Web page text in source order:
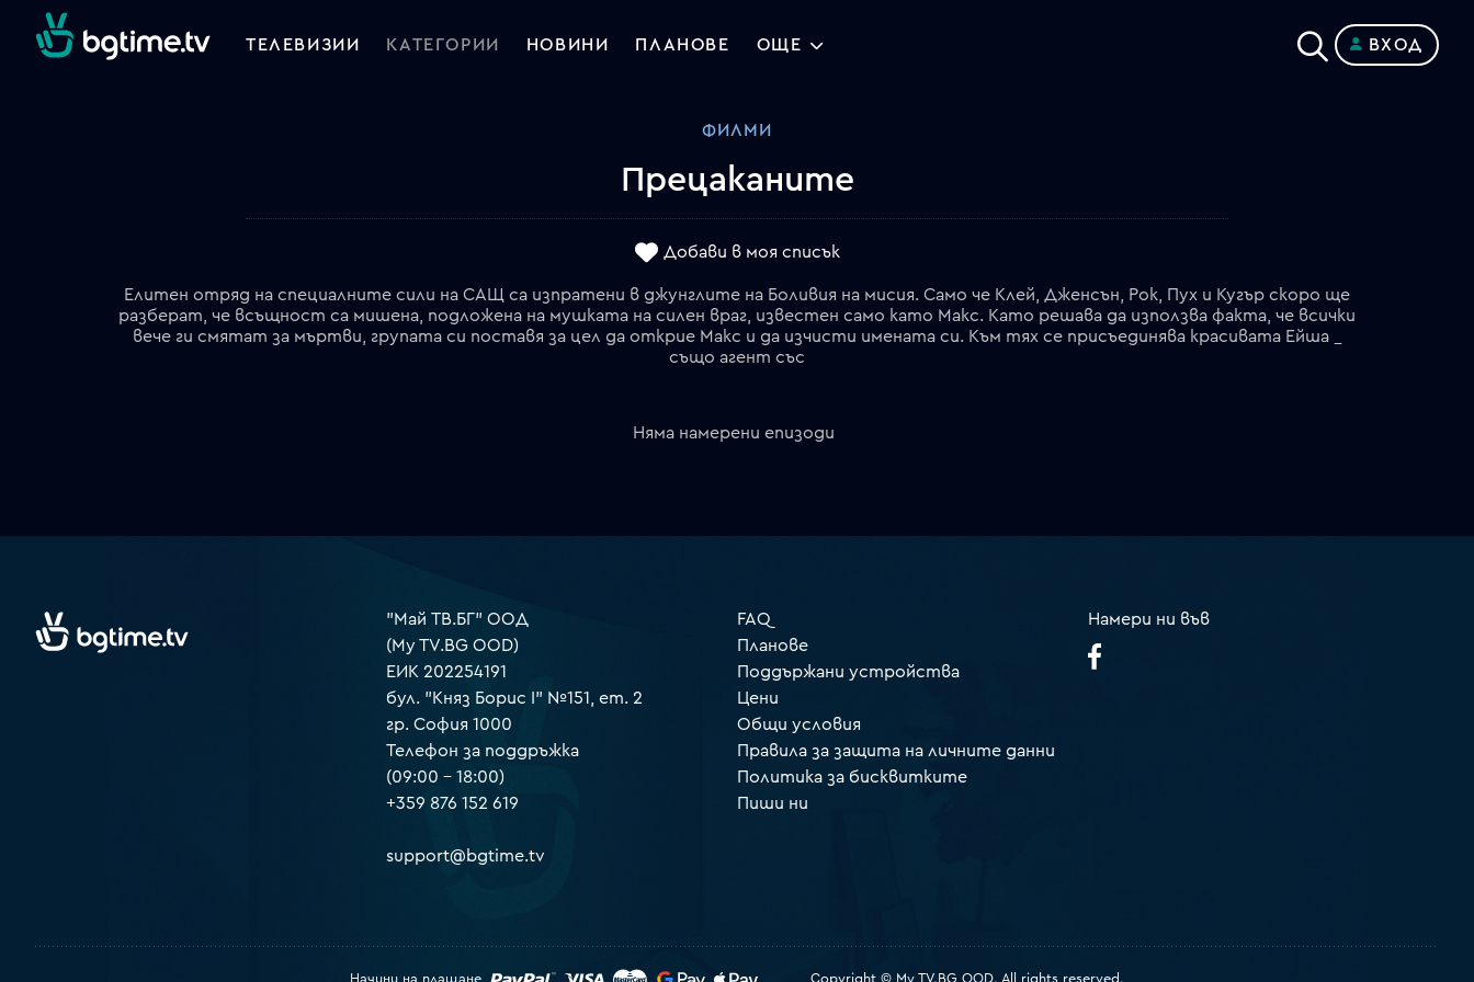
ТЕЛЕВИЗИИ КАТЕГОРИИ НОВИНИ ПЛАНОВЕ ОЩЕ ВХОД
ФИЛМИ
Прецаканите
Добави в моя списък
Елитен отряд на специалните сили на САЩ са изпратени в джунглите на Боливия на мисия. Само че Клей, Дженсън, Рок, Пух и Кугър скоро ще
разберат, че всъщност са мишена, подложена на мушката на силен враг, известен само като Макс. Като решава да използва факта, че всички
вече ги смятат за мъртви, групата си поставя за цел да открие Макс и да изчисти имената си. Към тях се присъединява красивата Ейша _
също агент със
Няма намерени епизоди
"Май ТВ.БГ" ООД
(My TV.BG OOD)
ЕИК 202254191
бул. "Княз Борис I" №151, ет. 2
гр. София 1000
Телефон за поддръжка
(09:00 – 18:00)
+359 876 152 619
support@bgtime.tv
FAQ
Планове
Поддържани устройства
Цени
Общи условия
Правила за защита на личните данни
Политика за бисквитките
Пиши ни
Намери ни във
Начини на плащане Copyright © My TV.BG OOD. All rights reserved.